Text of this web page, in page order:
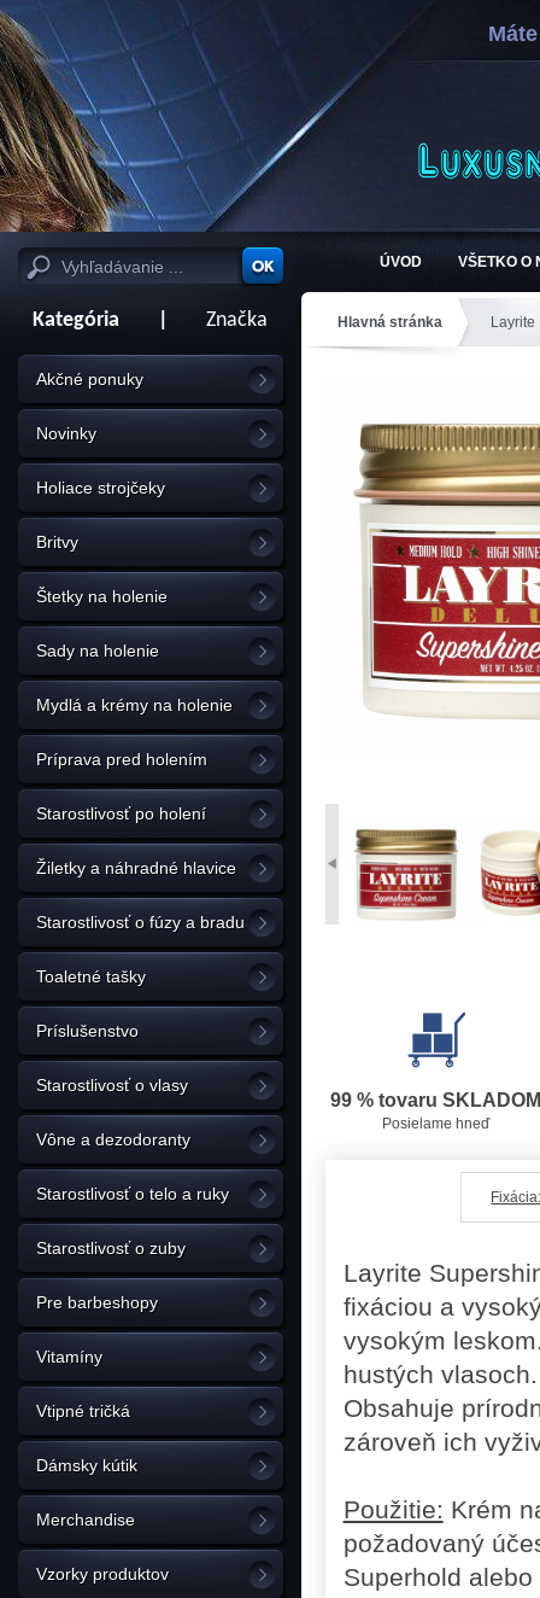
ÚVOD VŠETKO O
Kategória Značka
Akčné ponuky
Novinky
Holiace strojčeky
Britvy
Štetky na holenie
Sady na holenie
Mydlá a krémy na holenie
Príprava pred holením
Starostlivosť po holení
Žiletky a náhradné hlavice
Starostlivosť o fúzy a bradu
Toaletné tašky
Príslušenstvo
Starostlivosť o vlasy
Vône a dezodoranty
Starostlivosť o telo a ruky
Starostlivosť o zuby
Pre barbeshopy
Vitamíny
Vtipné tričká
Dámsky kútik
Merchandise
Vzorky produktov
Hlavná stránka Layrite
99 % tovaru SKLADOM
Posielame hneď
Layrite
fixáciou a
vysokým
hustých
Obsahuje
zároveň ich
Použitie: Krém
požadovaný
Superhold alebo